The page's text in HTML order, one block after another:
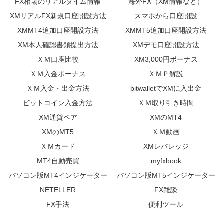
XMリアルFX新規口座開設方法
スマホから口座開設
XMMT4追加口座開設方法
XMMT5追加口座開設方法
XM本人確認書類提出方法
XMデモ口座開設方法
ＸＭ口座比較
XM3,000円ボーナス
ＸＭ入金ボーナス
ＸＭＰ解説
ＸＭ入金・出金方法
bitwalletでXMに入出金
ビットコイン入金方法
ＸＭ取り引き時間
XM通貨ペア
XMのMT4
XMのMT5
ＸＭ動画
ＸＭカード
XMレバレッジ
MT4自動売買
myfxbook
パソコン版MT4インジケーター
パソコン版MT5インジケーター
NETELLER
FX雑談
FX手法
便利ツール